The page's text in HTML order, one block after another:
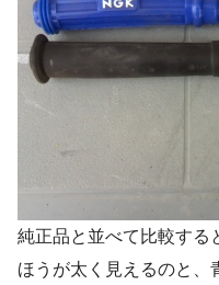
純正品と並べて比較する
ほうが太く見えるのと、